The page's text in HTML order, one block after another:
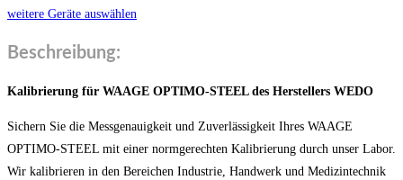
weitere Geräte auswählen
Beschreibung:
Kalibrierung für WAAGE OPTIMO-STEEL des Herstellers WEDO
Sichern Sie die Messgenauigkeit und Zuverlässigkeit Ihres WAAGE
OPTIMO-STEEL mit einer normgerechten Kalibrierung durch unser Labor.
Wir kalibrieren in den Bereichen Industrie, Handwerk und Medizintechnik